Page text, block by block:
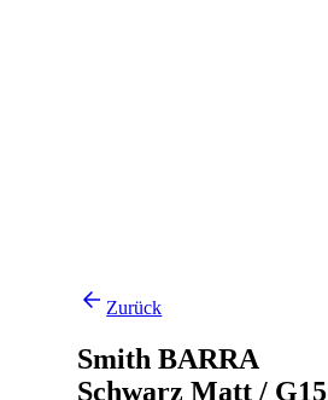
Zurück
Smith BARRA
Schwarz Matt / G15